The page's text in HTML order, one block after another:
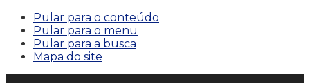
Pular para o conteúdo
Pular para o menu
Pular para a busca
Mapa do site